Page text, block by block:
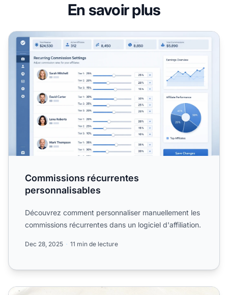
En savoir plus
Commissions récurrentes personnalisables
Commissions récurrentes
personnalisables
Découvrez comment personnaliser manuellement les
commissions récurrentes dans un logiciel d'affiliation.
Dec 28, 2025 11 min de lecture
Que sont les commissions récurrentes ? Guide complet